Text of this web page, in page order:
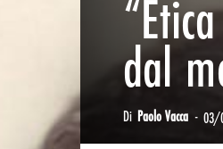
dal
Di Paolo Vacca - 03/